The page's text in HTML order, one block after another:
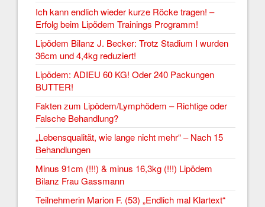
Ich kann endlich wieder kurze Röcke tragen! –
Erfolg beim Lipödem Trainings Programm!
Lipödem Bilanz J. Becker: Trotz Stadium I wurden
36cm und 4,4kg reduziert!
Lipödem: ADIEU 60 KG! Oder 240 Packungen
BUTTER!
Fakten zum Lipödem/Lymphödem – Richtige oder
Falsche Behandlung?
„Lebensqualität, wie lange nicht mehr“ – Nach 15
Behandlungen
Minus 91cm (!!!) & minus 16,3kg (!!!) Lipödem
Bilanz Frau Gassmann
Teilnehmerin Marion F. (53) „Endlich mal Klartext“